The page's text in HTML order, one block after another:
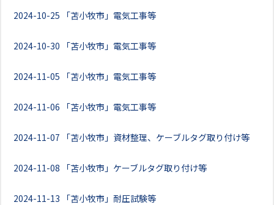
2024-10-25 「苫小牧市」電気工事等
2024-10-30 「苫小牧市」電気工事等
2024-11-05 「苫小牧市」電気工事等
2024-11-06 「苫小牧市」電気工事等
2024-11-07 「苫小牧市」資材整理、ケーブルタグ取り付け等
2024-11-08 「苫小牧市」ケーブルタグ取り付け等
2024-11-13 「苫小牧市」耐圧試験等